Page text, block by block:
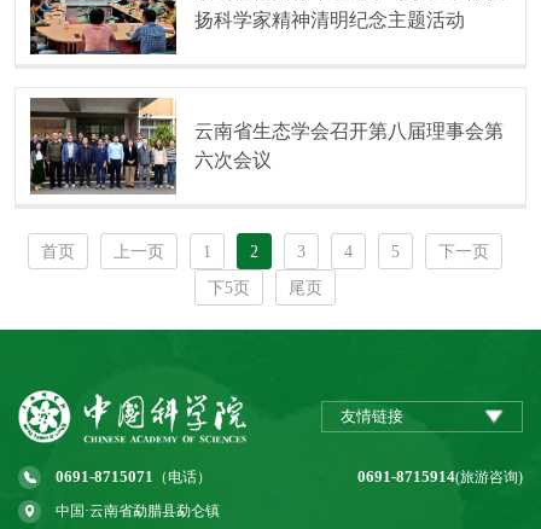
扬科学家精神清明纪念主题活动
云南省生态学会召开第八届理事会第
六次会议
首页 上一页 1 2 3 4 5
下一页
下5页
尾页
友情链接
0691-8715071 （电话） 0691-8715914(旅游咨询)
中国·云南省勐腊县勐仑镇